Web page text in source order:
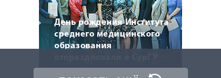
День рождения Института
среднего медицинского
образования